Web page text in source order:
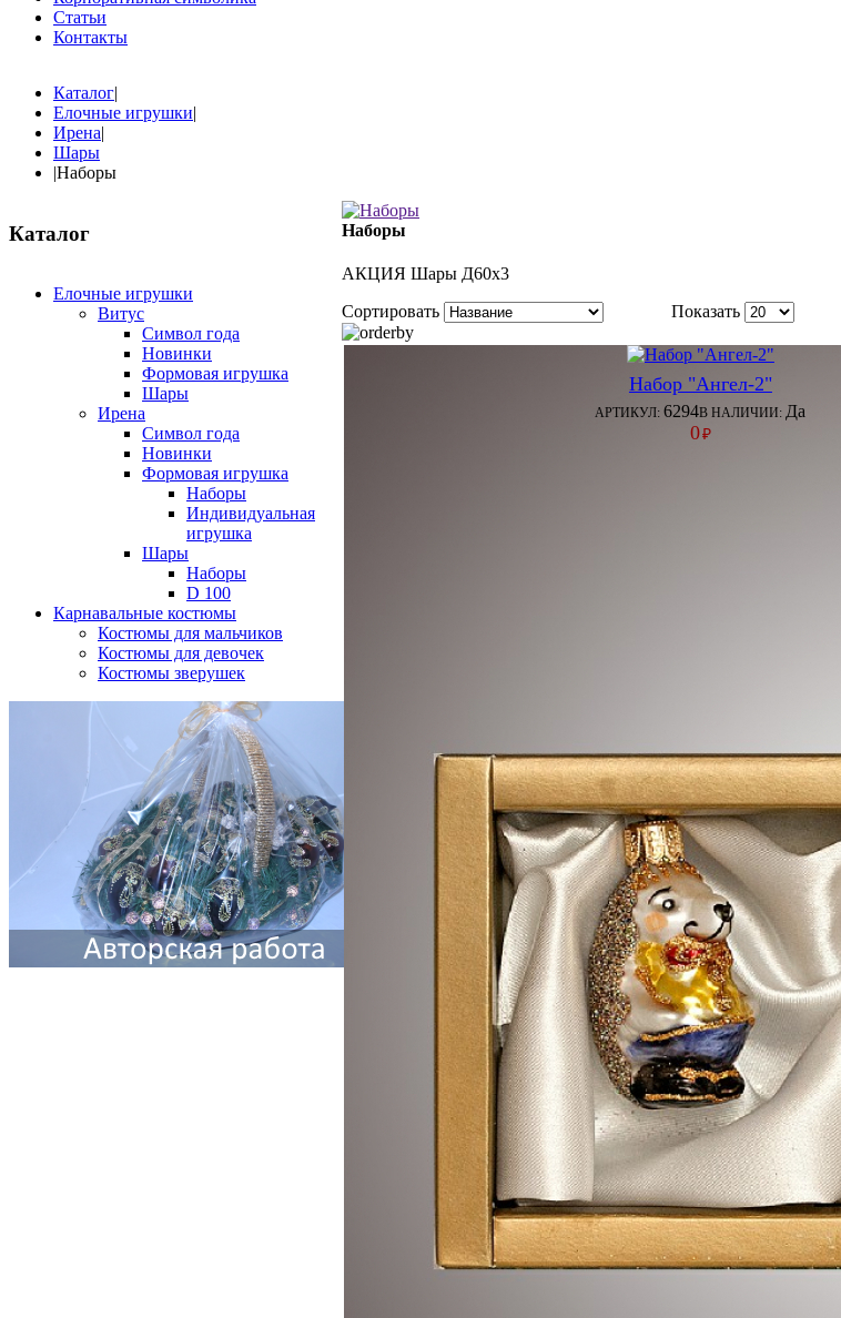
Статьи
Контакты
Каталог|
Елочные игрушки|
Ирена|
Шары
|Наборы
Каталог
Елочные игрушки
Витус
Символ года
Новинки
Формовая игрушка
Шары
Ирена
Символ года
Новинки
Формовая игрушка
Наборы
Индивидуальная
игрушка
Шары
Наборы
D 100
Карнавальные костюмы
Костюмы для мальчиков
Костюмы для девочек
Костюмы зверушек
Наборы
АКЦИЯ Шары Д60х3
Сортировать
Показать
Набор "Ангел-2"
АРТИКУЛ:6294В НАЛИЧИИ:Да
0₽